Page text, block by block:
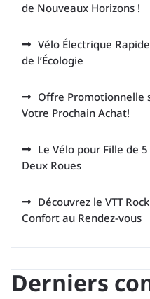
de Nouveaux Horizons !
Vélo Électrique
de l’Écologie
Offre Promotionnelle
Votre Prochain Achat!
Le Vélo pour Fille de
Deux Roues
Découvrez le VTT
Confort au Rendez-vous
Derniers